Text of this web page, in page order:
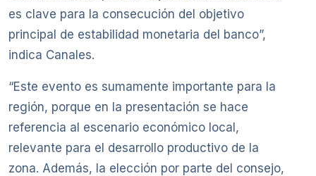
es clave para la consecución del objetivo
principal de estabilidad monetaria del banco”,
indica Canales.
“Este evento es sumamente importante para la
región, porque en la presentación se hace
referencia al escenario económico local,
relevante para el desarrollo productivo de la
zona. Además, la elección por parte del consejo,